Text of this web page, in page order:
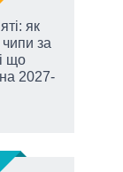
як
чипи за
що
2027-